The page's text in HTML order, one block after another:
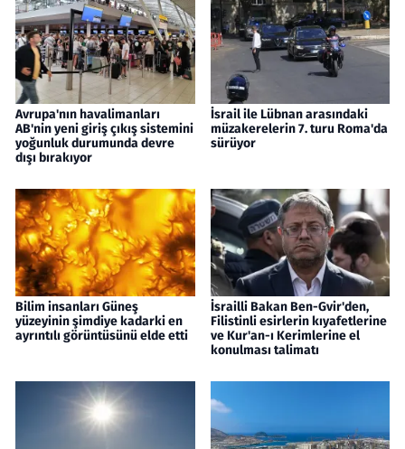
Avrupa'nın havalimanları
AB'nin yeni giriş çıkış sistemini
yoğunluk durumunda devre
dışı bırakıyor
İsrail ile Lübnan arasındaki
müzakerelerin 7. turu Roma'da
sürüyor
Bilim insanları Güneş
yüzeyinin şimdiye kadarki en
ayrıntılı görüntüsünü elde etti
İsrailli Bakan Ben-Gvir'den,
Filistinli esirlerin kıyafetlerine
ve Kur'an-ı Kerimlerine el
konulması talimatı